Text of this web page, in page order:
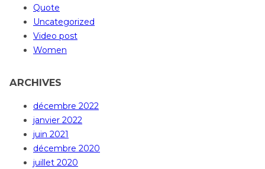
Quote
Uncategorized
Video post
Women
ARCHIVES
décembre 2022
janvier 2022
juin 2021
décembre 2020
juillet 2020